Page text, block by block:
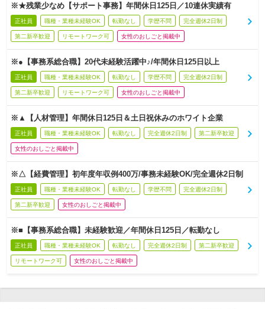
※★残業少なめ【サポート事務】年間休日125日／10連休実績有
正社員 職種・業種未経験OK 転勤なし 学歴不問 完全週休2日制
第二新卒歓迎 リモートワーク可 女性のおしごと掲載中
※●【事務系総合職】20代未経験活躍中♪/年間休日125日以上
正社員 職種・業種未経験OK 転勤なし 学歴不問 完全週休2日制
第二新卒歓迎 リモートワーク可 女性のおしごと掲載中
※▲【人材管理】年間休日125日＆土日祝休みのホワイト企業
正社員 職種・業種未経験OK 転勤なし 完全週休2日制 第二新卒歓迎
女性のおしごと掲載中
※△【経費管理】初年度年収例400万/事務未経験OK/完全週休2日制
正社員 職種・業種未経験OK 転勤なし 学歴不問 完全週休2日制
第二新卒歓迎 女性のおしごと掲載中
※■【事務系総合職】未経験歓迎／年間休日125日／転勤なし
正社員 職種・業種未経験OK 転勤なし 完全週休2日制 第二新卒歓迎
リモートワーク可 女性のおしごと掲載中